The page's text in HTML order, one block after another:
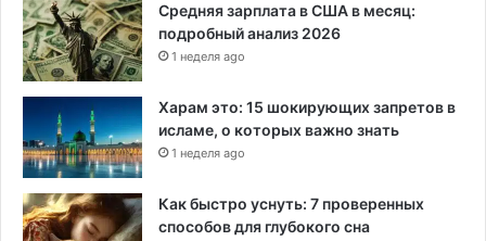
Средняя зарплата в США в месяц:
подробный анализ 2026
1 неделя ago
Харам это: 15 шокирующих запретов в
исламе, о которых важно знать
1 неделя ago
Как быстро уснуть: 7 проверенных
способов для глубокого сна